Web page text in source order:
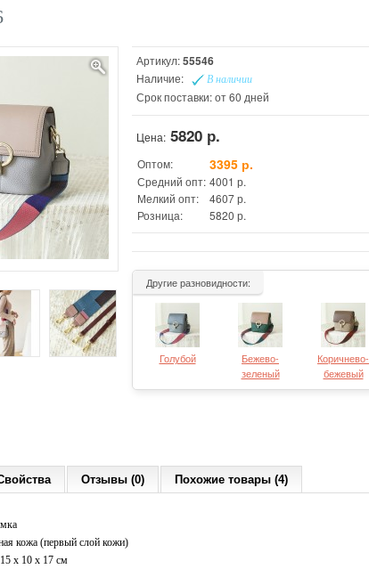
Артикул:55546
Наличие: В наличии
Срок поставки: от 60 дней
Цена: 5820 р.
Оптом: 3395 р.
Средний опт: 4001 р.
Мелкий опт:
4607 р.
Розница:
5820 р.
Другие разновидности:
Голубой
Бежево-
зеленый
Коричнево-
бежевый
Отзывы (0) Похожие товары (4)
кожа (первый слой кожи)
x 10 x 17 см